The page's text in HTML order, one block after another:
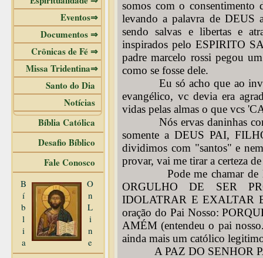
Eventos⇒
Documentos ⇒
Crônicas de Fé ⇒
Missa Tridentina⇒
Santo do Dia
Notícias
Bíblia Católica
Desafio Bíblico
Fale Conosco
B
í
b
l
i
a
O
n
L
i
n
e
somos com o consentimento
levando a palavra de DEUS
sendo salvas e libertas e
inspirados pelo ESPIRITO
padre marcelo rossi pegou
como se fosse dele.
Eu só acho que ao invés
evangélico, vc devia era
vidas pelas almas o que vcs
Nós ervas daninhas
somente a DEUS PAI,
dividimos com "santos" e
provar, vai me tirar a certeza
Pode me chamar de
ORGULHO DE SER
IDOLATRAR E EXALTAR
oração do Pai Nosso:
AMÉM (entendeu o pai
ainda mais um católico
A PAZ DO SENHOR